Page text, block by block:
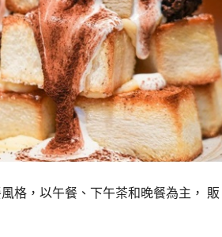
格，以午餐、下午茶和晚餐為主， 販